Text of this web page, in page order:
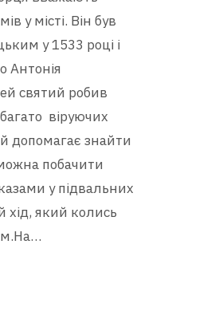
у місті. Він був
у 1533 році і
Антонія
святий робив
віруючих
допомагає знайти
побачити
у підвальних
хід, який колись